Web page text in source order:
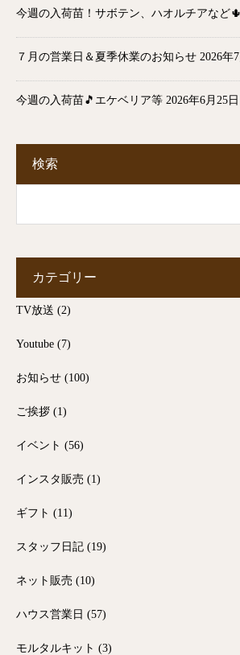
今週の入荷苗！サボテン、ハオルチアなど🌵
７月の営業日＆夏季休業のお知らせ 2026年
今週の入荷苗🎵エケベリア等 2026年6月25日
検索
カテゴリー
TV放送 (2)
Youtube (7)
お知らせ (100)
ご挨拶 (1)
イベント (56)
インスタ販売 (1)
ギフト (11)
スタッフ日記 (19)
ネット販売 (10)
ハウス営業日 (57)
モルタルキット (3)